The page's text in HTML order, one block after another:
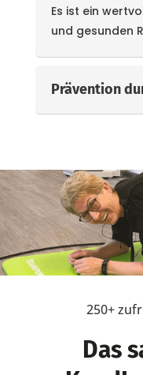
Es ist ein
und gesunden
Prävention
250+
Das